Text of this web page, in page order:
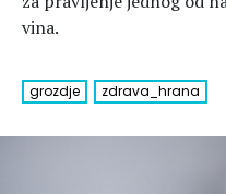
Suplementi
Povrede i bolesti
Trudnice
LIFESTYLE
Fitness
Ishrana
Zdravlje
MAGAZIN
vina.
grozdje zdrava_hrana